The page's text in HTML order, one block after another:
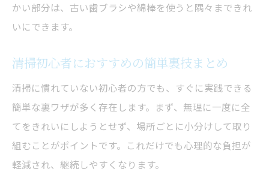
かい部分は、古い歯ブラシや綿棒を使うと隅々まできれ
いにできます。
清掃初心者におすすめの簡単裏技まとめ
清掃に慣れていない初心者の方でも、すぐに実践できる
簡単な裏ワザが多く存在します。まず、無理に一度に全
てをきれいにしようとせず、場所ごとに小分けして取り
組むことがポイントです。これだけでも心理的な負担が
軽減され、継続しやすくなります。